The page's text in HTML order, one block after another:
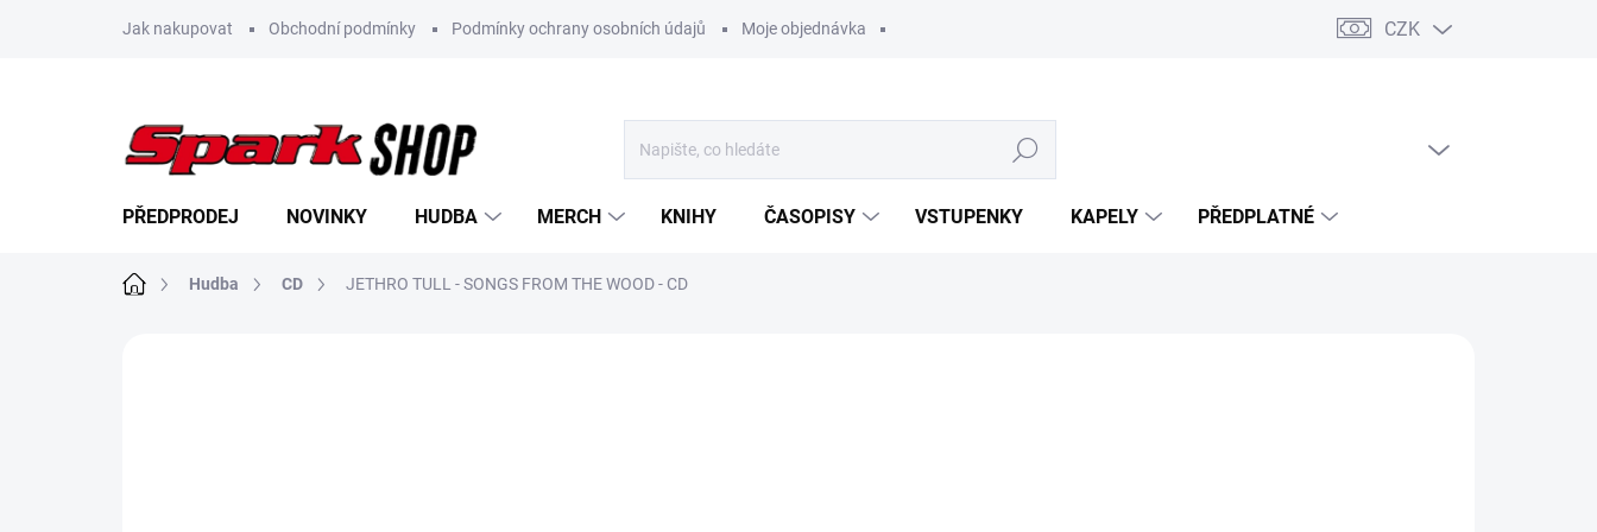
Jak nakupovat Obchodní podmínky Podmínky ochrany osobních údajů Moje objednávka CZK
Hledat
PŘEDPRODEJ NOVINKY HUDBA MERCH KNIHY ČASOPISY VSTUPENKY KAPELY PŘEDPLATNÉ
Domů Hudba CD JETHRO TULL - SONGS FROM THE WOOD - CD